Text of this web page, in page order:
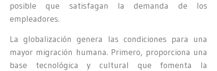
posible que satisfagan la demanda de los
empleadores.
La globalización genera las condiciones para una
mayor migración humana. Primero, proporciona una
base tecnológica y cultural que fomenta la